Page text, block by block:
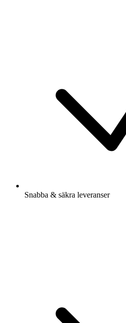
Snabba & säkra leveranser